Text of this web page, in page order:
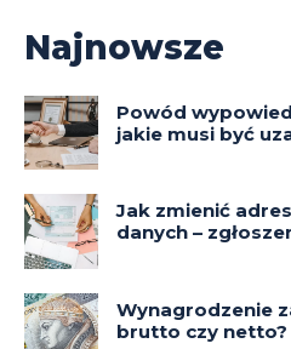
Najnowsze
Powód
jakie musi być
Jak zmienić
danych –
Wynagrodzenie
brutto czy netto?